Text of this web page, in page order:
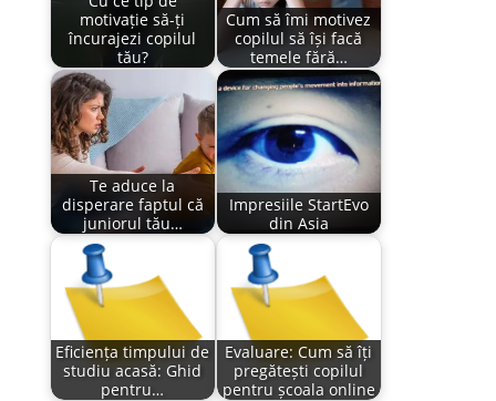
motivație să-ți
încurajezi copilul
tău?
Cum să îmi motivez
copilul să își facă
temele fără…
Te aduce la
disperare faptul că
juniorul tău…
Impresiile StartEvo
din Asia
Eficiența timpului de
studiu acasă: Ghid
pentru…
Evaluare: Cum să îți
pregătești copilul
pentru școala online